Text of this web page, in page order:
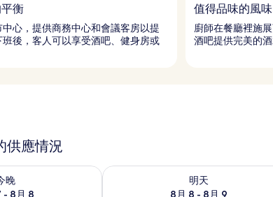
衡
心，提供商務中心和會議客房以提
後，客人可以享受酒吧、健身房或
值得品味的風味
廚師在餐廳裡施
酒吧提供完美的
供應情況
晚
- 8月 8
8) 的供應情況
明天
8月 8 - 8月 9
查看明天 (8月 8 - 8月 9) 的供應情況